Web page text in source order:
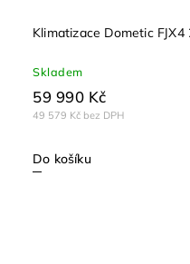
Klimatizace Dometic FJX4
Skladem
49 579 Kč bez DPH
59 990 Kč
Do košíku